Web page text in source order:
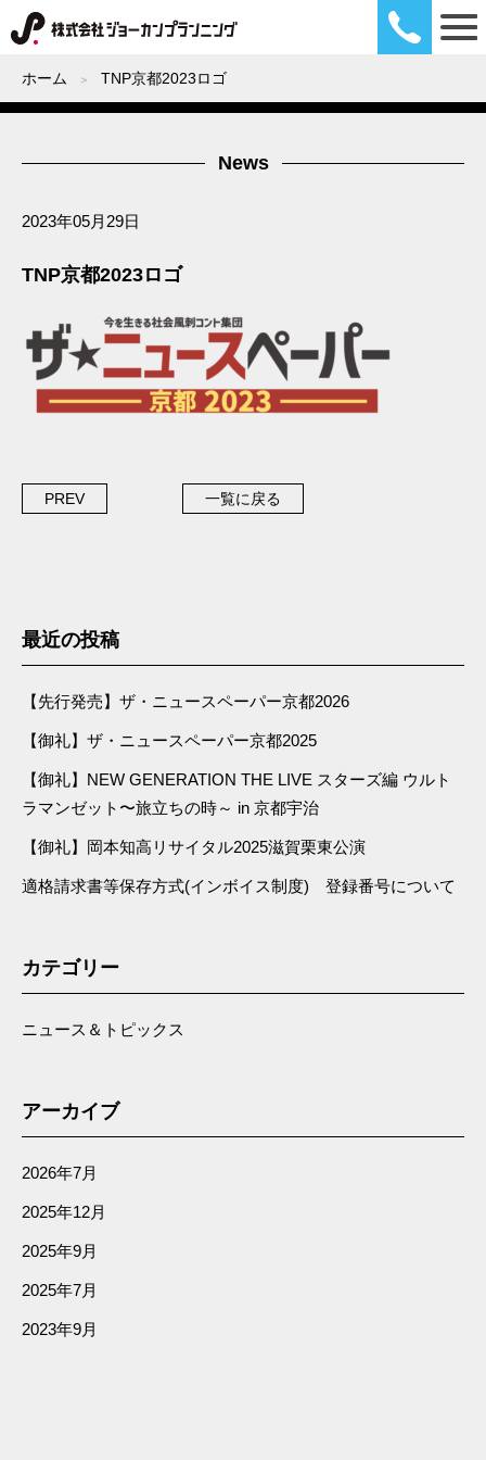
ホーム TNP京都2023ロゴ
News
2023年05月29日
TNP京都2023ロゴ
PREV 一覧に戻る
最近の投稿
【先行発売】ザ・ニュースペーパー京都2026
【御礼】ザ・ニュースペーパー京都2025
【御礼】NEW GENERATION THE LIVE スターズ編 ウルト
ラマンゼット〜旅立ちの時～ in 京都宇治
【御礼】岡本知高リサイタル2025滋賀栗東公演
適格請求書等保存方式(インボイス制度) 登録番号について
カテゴリー
ニュース＆トピックス
アーカイブ
2026年7月
2025年12月
2025年9月
2025年7月
2023年9月